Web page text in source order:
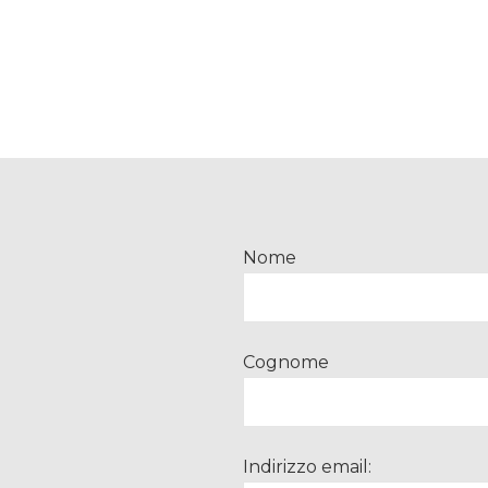
Nome
Cognome
Indirizzo email: